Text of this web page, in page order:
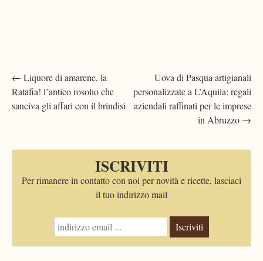
Post
navigation
← Liquore di amarene, la
Ratafia! l’antico rosolio che
sanciva gli affari con il brindisi
Uova di Pasqua artigianali
personalizzate a L’Aquila: regali
aziendali raffinati per le imprese
in Abruzzo →
ISCRIVITI
Per rimanere in contatto con noi per novità e ricette, lasciaci
il tuo indirizzo mail
Iscriviti